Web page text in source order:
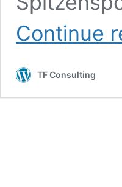
Continue
TF Consulting